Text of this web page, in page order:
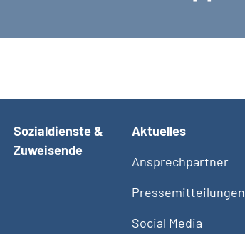
Sozialdienste &
Zuweisende
Aktuelles
Ansprechpartner
Pressemitteilungen
Social Media